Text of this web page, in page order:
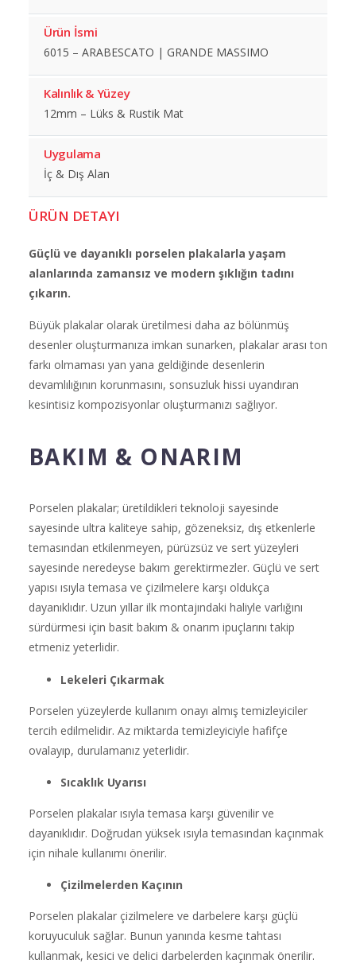
Ürün İsmi
6015 – ARABESCATO | GRANDE MASSIMO
Kalınlık & Yüzey
12mm – Lüks & Rustik Mat
Uygulama
İç & Dış Alan
ÜRÜN DETAYI
Güçlü ve dayanıklı porselen plakalarla yaşam
alanlarında zamansız ve modern şıklığın tadını
çıkarın.
Büyük plakalar olarak üretilmesi daha az bölünmüş
desenler oluşturmanıza imkan sunarken, plakalar arası ton
farkı olmaması yan yana geldiğinde desenlerin
devamlılığının korunmasını, sonsuzluk hissi uyandıran
kesintisiz kompozisyonlar oluşturmanızı sağlıyor.
BAKIM & ONARIM
Porselen plakalar; üretildikleri teknoloji sayesinde
sayesinde ultra kaliteye sahip, gözeneksiz, dış etkenlerle
temasından etkilenmeyen, pürüzsüz ve sert yüzeyleri
sayesinde neredeyse bakım gerektirmezler. Güçlü ve sert
yapısı ısıyla temasa ve çizilmelere karşı oldukça
dayanıklıdır. Uzun yıllar ilk montajındaki haliyle varlığını
sürdürmesi için basit bakım & onarım ipuçlarını takip
etmeniz yeterlidir.
Lekeleri Çıkarmak
Porselen yüzeylerde kullanım onayı almış temizleyiciler
tercih edilmelidir. Az miktarda temizleyiciyle hafifçe
ovalayıp, durulamanız yeterlidir.
Sıcaklık Uyarısı
Porselen plakalar ısıyla temasa karşı güvenilir ve
dayanıklıdır. Doğrudan yüksek ısıyla temasından kaçınmak
için nihale kullanımı önerilir.
Çizilmelerden Kaçının
Porselen plakalar çizilmelere ve darbelere karşı güçlü
koruyuculuk sağlar. Bunun yanında kesme tahtası
kullanmak, kesici ve delici darbelerden kaçınmak önerilir.